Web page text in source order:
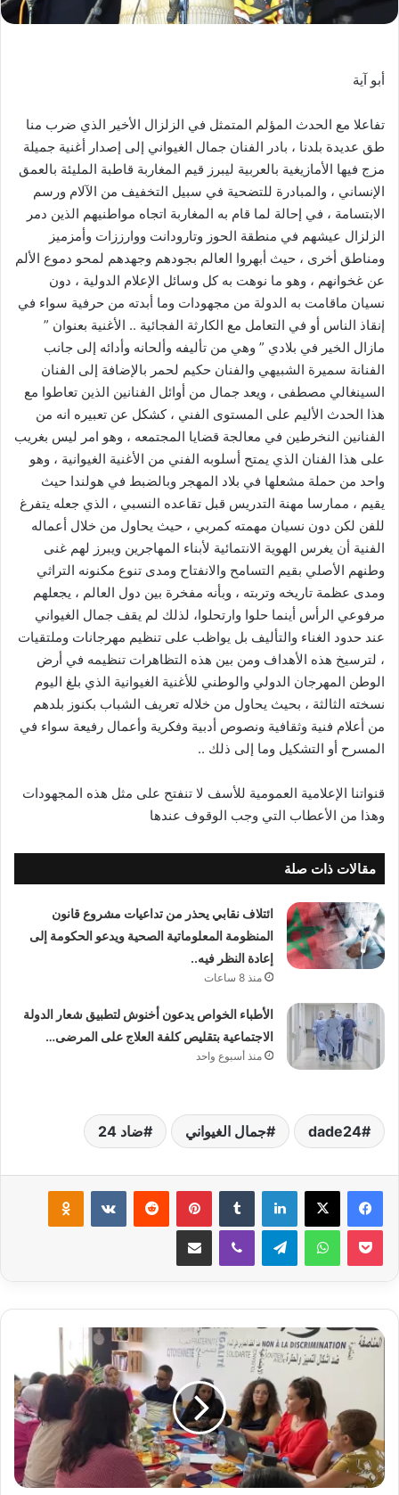
أبو آية
تفاعلا مع الحدث المؤلم المتمثل في الزلزال الأخير الذي ضرب منا
طق عديدة بلدنا ، بادر الفنان جمال الغيواني إلى إصدار أغنية جميلة
مزج فيها الأمازيغية بالعربية ليبرز قيم المغاربة قاطبة المليئة بالعمق
الإنساني ، والمبادرة للتضحية في سبيل التخفيف من الآلام ورسم
الابتسامة ، في إحالة لما قام به المغاربة اتجاه مواطنيهم الذين دمر
الزلزال عيشهم في منطقة الحوز وتارودانت ووارززات وأمزميز
ومناطق أخرى ، حيث أبهروا العالم بجودهم وجهدهم لمحو دموع الألم
عن غخوانهم ، وهو ما نوهت به كل وسائل الإعلام الدولية ، دون
نسيان ماقامت به الدولة من مجهودات وما أبدته من حرفية سواء في
إنقاذ الناس أو في التعامل مع الكارثة الفجائية .. الأغنية بعنوان ”
مازال الخير في بلادي ” وهي من تأليفه وألحانه وأدائه إلى جانب
الفنانة سميرة الشبيهي والفنان حكيم لحمر بالإضافة إلى الفنان
السينغالي مصطفى ، ويعد جمال من أوائل الفنانين الذين تعاطوا مع
هذا الحدث الأليم على المستوى الفني ، كشكل عن تعبيره انه من
الفنانين النخرطين في معالجة قضايا المجتمعه ، وهو امر ليس بغريب
على هذا الفنان الذي يمتح أسلوبه الفني من الأغنية الغيوانية ، وهو
واحد من حملة مشعلها في بلاد المهجر وبالضبط في هولندا حيث
يقيم ، ممارسا مهنة التدريس قبل تقاعده النسبي ، الذي جعله يتفرغ
للفن لكن دون نسيان مهمته كمربي ، حيث يحاول من خلال أعماله
الفنية أن يغرس الهوية الانتمائية لأبناء المهاجرين ويبرز لهم غنى
وطنهم الأصلي بقيم التسامح والانفتاح ومدى تنوع مكنونه التراثي
ومدى عظمة تاريخه وتربته ، وبأنه مفخرة بين دول العالم ، يجعلهم
مرفوعي الرأس أينما حلوا وارتحلوا، لذلك لم يقف جمال الغيواني
عند حدود الغناء والتأليف بل يواظب على تنظيم مهرجانات وملتقيات
، لترسيخ هذه الأهداف ومن بين هذه التظاهرات تنظيمه في أرض
الوطن المهرجان الدولي والوطني للأغنية الغيوانية الذي بلغ اليوم
نسخته الثالثة ، بحيث يحاول من خلاله تعريف الشباب بكنوز بلدهم
من أعلام فنية وثقافية ونصوص أدبية وفكرية وأعمال رفيعة سواء في
المسرح أو التشكيل وما إلى ذلك ..
قنواتنا الإعلامية العمومية للأسف لا تنفتح على مثل هذه المجهودات
وهذا من الأعطاب التي وجب الوقوف عندها
مقالات ذات صلة
ائتلاف نقابي يحذر من تداعيات مشروع قانون
المنظومة المعلوماتية الصحية ويدعو الحكومة إلى
إعادة النظر فيه..
منذ 8 ساعات
الأطباء الخواص يدعون أخنوش لتطبيق شعار الدولة
الاجتماعية بتقليص كلفة العلاج على المرضى…
منذ أسبوع واحد
dade24 جمال الغيواني ضاد 24
لينكدإن بينتيريست
‫Pocket واتساب تيلقرام ڤايبر مشاركة عبر البريد
إحتفالا
إئتلاف
نسائي
يعلن
إنخراطه
في